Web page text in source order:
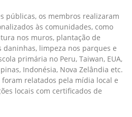
públicas, os membros realizaram
às comunidades, como
nos muros, plantação de
daninhas, limpeza nos parques e
primária no Peru, Taiwan, EUA,
Indonésia, Nova Zelândia etc.
foram relatados pela mídia local e
locais com certificados de